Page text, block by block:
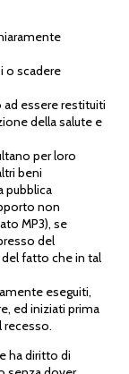
o scadere
essere restituiti
della salute e
per loro
beni
pubblica
non
MP3), se
del
fatto che in tal
eseguiti,
ed iniziati prima
recesso.
ha diritto di